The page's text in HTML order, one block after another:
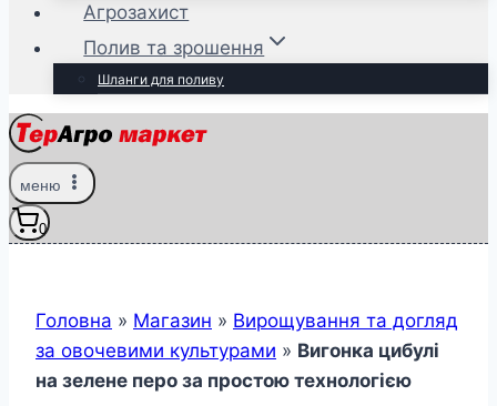
Агрозахист
Полив та зрошення
Шланги для поливу
меню
0
Головна » Магазин » Вирощування та догляд
за овочевими культурами » Вигонка цибулі
на зелене перо за простою технологією